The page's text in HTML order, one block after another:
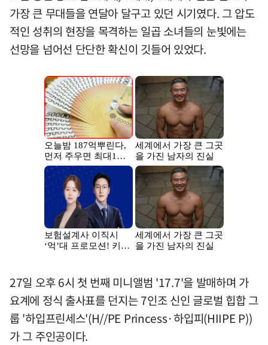
가장 큰 무대들을 연달아 달구고 있던 시기였다. 그 압도
적인 성취의 현장을 목격하는 일곱 소녀들의 눈빛에는
선망을 넘어선 단단한 확신이 깃들어 있었다.
27일 오후 6시 첫 번째 미니앨범 '17.7'을 발매하며 가
요계에 정식 출사표를 던지는 7인조 신인 글로벌 힙합 그
룹 '하입프린세스'(H//PE Princess·하입피(HIIPE P))
가 그 주인공이다.